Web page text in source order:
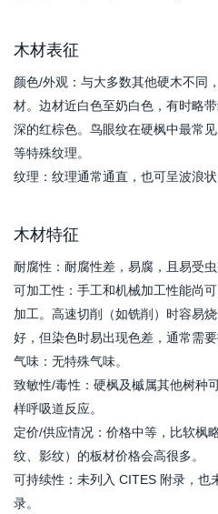
木材表征
颜色/外观：与大多数其他硬木不同
材。边材近白色至奶白色，有时略
深的红棕色。鸟眼纹在硬枫中最常
等特殊纹理。
纹理：纹理通常通直，也可呈波浪状
木材特征
耐腐性：耐腐性差，易腐，且易受虫
可加工性：手工和机械加工性能尚
加工。高速切削（如铣削）时容易
好，但染色时易出现色差，通常需要
气味：无特殊气味。
致敏性/毒性：硬枫及槭属其他树种
样呼吸道反应。
定价/供应情况：价格中等，比软枫
纹、影纹）的板材价格会高很多。
可持续性：未列入 CITES 附录，也
录。